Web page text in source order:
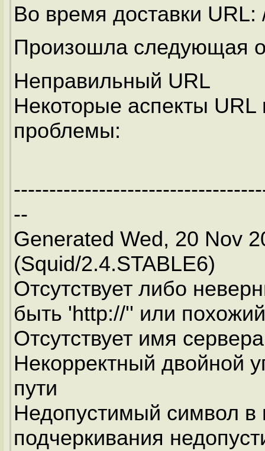
Во время доставки URL:
Произошла следующая
Неправильный URL
Некоторые аспекты
проблемы:
--
Generated Wed, 20 Nov
(Squid/2.4.STABLE6)
Отсутствует либо
быть 'http://'' или
Отсутствует имя сервера
Некорректный двойной
пути
Недопустимый символ в
подчеркивания